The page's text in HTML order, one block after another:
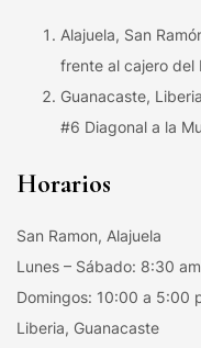
Alajuela, San
frente al cajero del
Guanacaste,
#6 Diagonal a la
Horarios
San Ramon, Alajuela
Lunes – Sábado: 8:30
Domingos: 10:00 a 5:00
Liberia, Guanacaste